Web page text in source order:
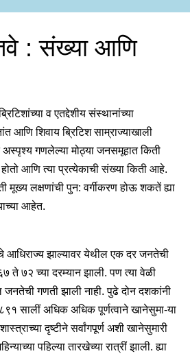
: संख्या आणि
व एतद्देशीय संस्थानांच्या
आणि शिवाय ब्रिटिश साम्राज्याखाली
अस्पृश्य गणलेल्या मोठ्या जनसमूहात किती
होतो आणि त्या प्रत्येकाची संख्या किती आहे.
मूख्य लक्षणांची पुन: वर्गीकरण होऊ शकतें ह्या
आहेत.
आधिराज्य झाल्यावर येथील एक दर जनतेची
ते ७२ च्या दरम्यान झाली. पण त्या वेळी
जनतेची गणती झाली नाही. पुढे दोन दशकांनी
सालीं अधिक अधिक पूर्णत्वाने खानेसुमा-या
दृष्टीने सर्वांगपूर्ण अशी खानेसुमारी
पहिल्या तारखेच्या रात्रीं झाली. ह्या